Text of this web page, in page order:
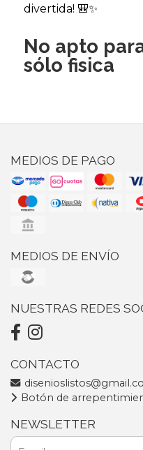
divertida! 🎒✨
No apto
sólo fisica
MEDIOS DE PAGO
MEDIOS DE ENVÍO
NUESTRAS REDES
CONTACTO
Botón de
NEWSLETTER